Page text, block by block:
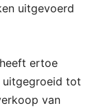
uitgevoerd
ertoe
uitgegroeid tot
van